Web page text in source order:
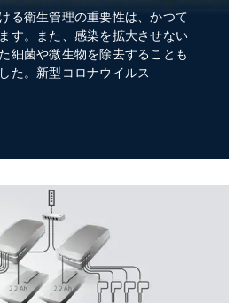
る衛生管理の重要性は、かつて
す。また、感染を拡大させない
細菌や微生物を除去することも
た。新型コロナウイルス